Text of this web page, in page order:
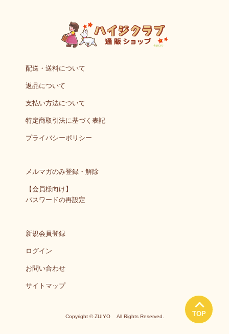
TOP
配送・送料について
返品について
支払い方法について
特定商取引法に基づく表記
プライバシーポリシー
メルマガのみ登録・解除
【会員様向け】
パスワードの再設定
新規会員登録
ログイン
お問い合わせ
サイトマップ
Copyright © ZUIYO All Rights Reserved.